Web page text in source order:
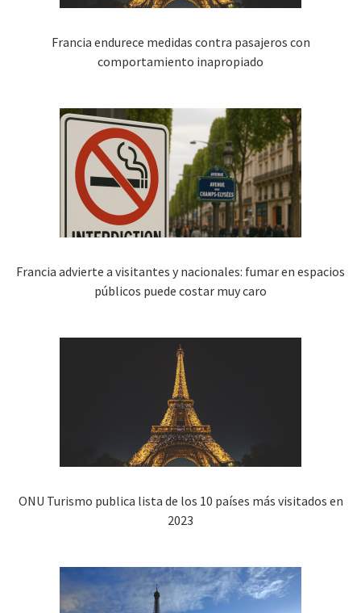
Francia endurece medidas contra pasajeros con
comportamiento inapropiado
Francia advierte a visitantes y nacionales: fumar en espacios
públicos puede costar muy caro
ONU Turismo publica lista de los 10 países más visitados en
2023